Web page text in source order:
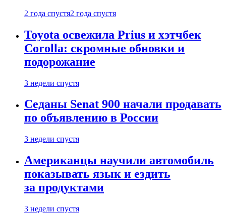
2 года спустя2 года спустя
Toyota освежила Prius и хэтчбек
Corolla: скромные обновки и
подорожание
3 недели спустя
Седаны Senat 900 начали продавать
по объявлению в России
3 недели спустя
Американцы научили автомобиль
показывать язык и ездить
за продуктами
3 недели спустя